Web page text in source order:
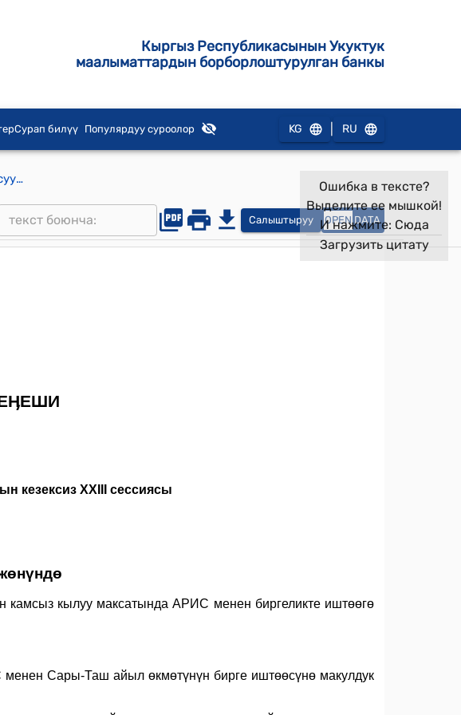
Кыргыз Республикасынын Укуктук
маалыматтардын борборлоштурулган банкы
Сурап билүү Популярдуу суроолор KG RU
Сары-Таш айылдык кеңешинин 2018-жылдын 3-октябрындагы № 23/3 "Таза суу менен камсыздоо жөнүндө" токтому
Салыштыруу OPEN DATA
Ошибка в тексте?
Выделите ее мышкой!
И нажмите: Сюда
Загрузить цитату